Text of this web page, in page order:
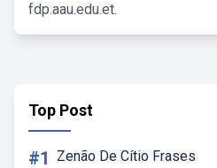
fdp.aau.edu.et.
Top Post
#1 Zenão De Cítio Frases